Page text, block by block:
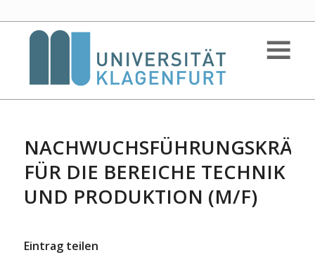
FÜR DIE BEREICHE TECHNIK
UND PRODUKTION (M/F)
Eintrag teilen